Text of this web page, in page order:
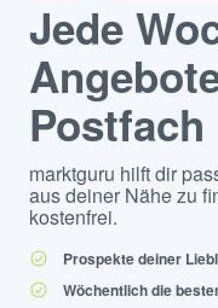
Jede
Postfach
marktguru hilft dir
aus deiner Nähe zu
kostenfrei.
Prospekte deiner
Wöchentlich die